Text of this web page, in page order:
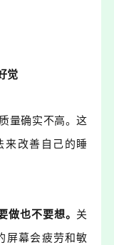
觉
量确实不高。这
来改善自己的睡
做也不要想。 关
屏幕会疲劳和敏